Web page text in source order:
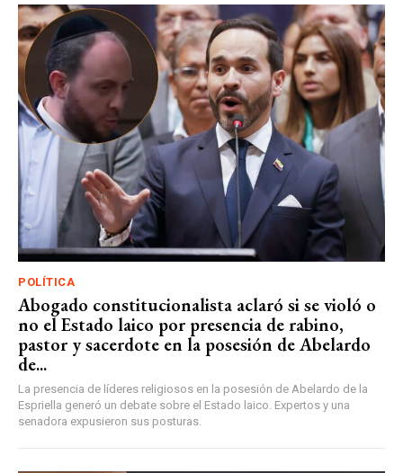
POLÍTICA
Abogado constitucionalista aclaró si se violó o
no el Estado laico por presencia de rabino,
pastor y sacerdote en la posesión de Abelardo
de...
La presencia de líderes religiosos en la posesión de Abelardo de la
Espriella generó un debate sobre el Estado laico. Expertos y una
senadora expusieron sus posturas.